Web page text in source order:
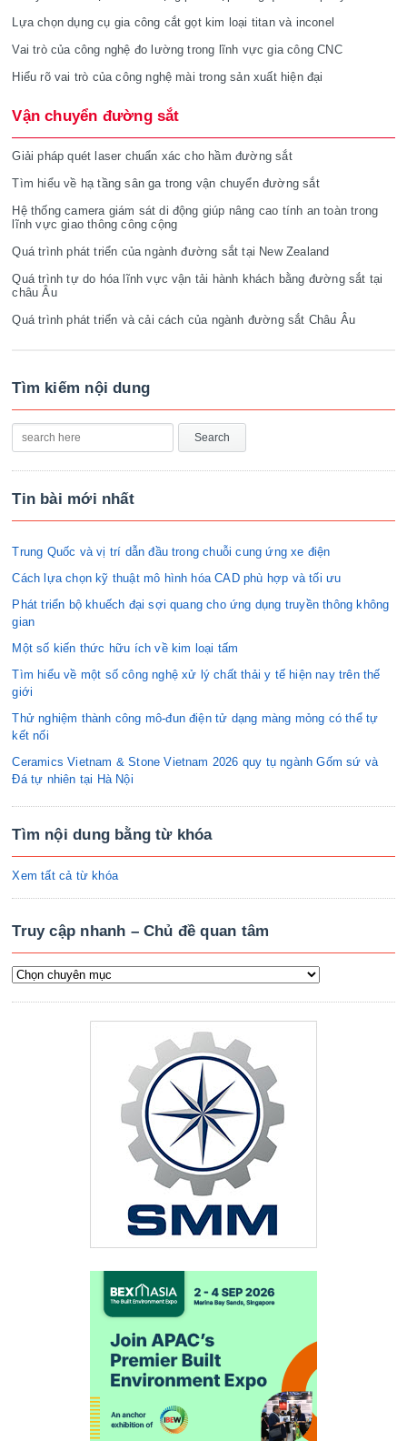
Lựa chọn dụng cụ gia công cắt gọt kim loại titan và inconel
Vai trò của công nghệ đo lường trong lĩnh vực gia công CNC
Hiểu rõ vai trò của công nghệ mài trong sản xuất hiện đại
Vận chuyển đường sắt
Giải pháp quét laser chuẩn xác cho hầm đường sắt
Tìm hiểu về hạ tầng sân ga trong vận chuyển đường sắt
Hệ thống camera giám sát di động giúp nâng cao tính an toàn trong
lĩnh vực giao thông công cộng
Quá trình phát triển của ngành đường sắt tại New Zealand
Quá trình tự do hóa lĩnh vực vận tải hành khách bằng đường sắt tại
châu Âu
Quá trình phát triển và cải cách của ngành đường sắt Châu Âu
Tìm kiếm nội dung
Tin bài mới nhất
Trung Quốc và vị trí dẫn đầu trong chuỗi cung ứng xe điện
Cách lựa chọn kỹ thuật mô hình hóa CAD phù hợp và tối ưu
Phát triển bộ khuếch đại sợi quang cho ứng dụng truyền thông không
gian
Một số kiến thức hữu ích về kim loại tấm
Tìm hiểu về một số công nghệ xử lý chất thải y tế hiện nay trên thế
giới
Thử nghiệm thành công mô-đun điện tử dạng màng mỏng có thể tự
kết nối
Ceramics Vietnam & Stone Vietnam 2026 quy tụ ngành Gốm sứ và
Đá tự nhiên tại Hà Nội
Tìm nội dung bằng từ khóa
Xem tất cả từ khóa
Truy cập nhanh – Chủ đề quan tâm